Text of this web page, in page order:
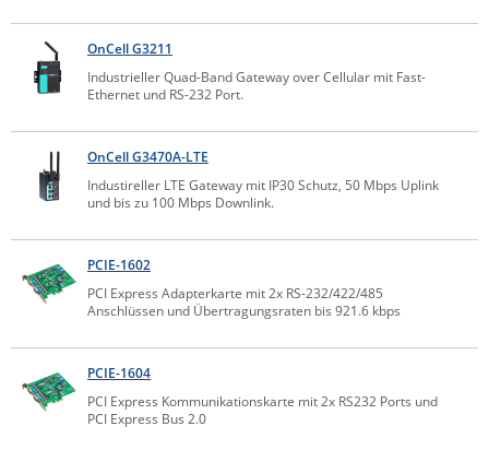
News zu unseren Herstellern
OnCell G3211
Industrieller Quad-Band Gateway over Cellular mit Fast-
Ethernet und RS-232 Port.
OnCell G3470A-LTE
Industireller LTE Gateway mit IP30 Schutz, 50 Mbps Uplink
und bis zu 100 Mbps Downlink.
PCIE-1602
PCI Express Adapterkarte mit 2x RS-232/422/485
Anschlüssen und Übertragungsraten bis 921.6 kbps
PCIE-1604
PCI Express Kommunikationskarte mit 2x RS232 Ports und
PCI Express Bus 2.0